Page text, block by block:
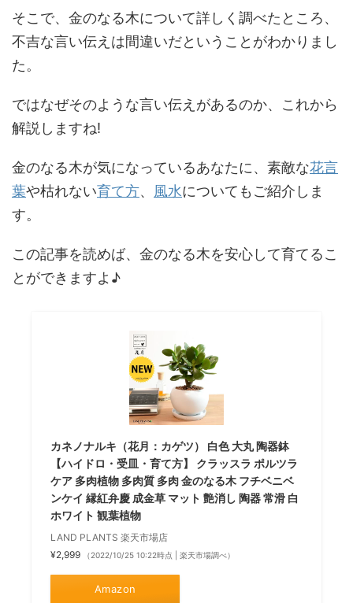
そこで、金のなる木について詳しく調べたところ、
不吉な言い伝えは間違いだということがわかりまし
た。
ではなぜそのような言い伝えがあるのか、これから
解説しますね!
金のなる木が気になっているあなたに、素敵な花言
葉や枯れない育て方、 風水についてもご紹介しま
す。
この記事を読めば、金のなる木を安心して育てるこ
とができますよ♪
カネノナルキ（花月：カゲツ） 白色 大丸 陶器鉢
【ハイドロ・受皿・育て方】 クラッスラ ポルツラ
ケア 多肉植物 多肉質 多肉 金のなる木 フチベニベ
ンケイ 縁紅弁慶 成金草 マット 艶消し 陶器 常滑 白
ホワイト 観葉植物
LAND PLANTS 楽天市場店
¥2,999
（2022/10/25 10:22時点 | 楽天市場調べ）
Amazon